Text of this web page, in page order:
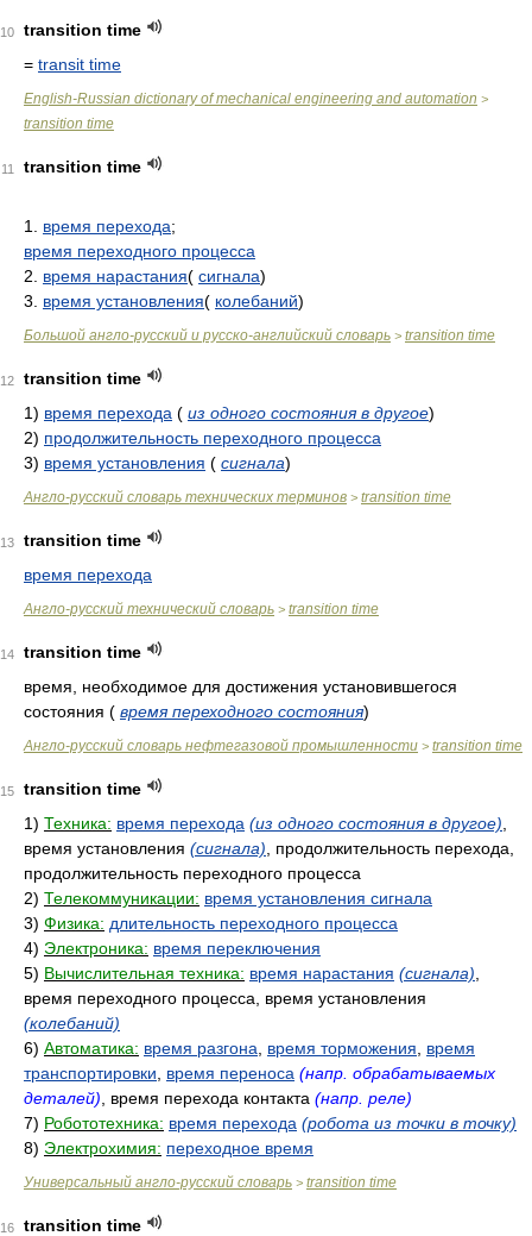
10
transition time
= transit time
English-Russian dictionary of mechanical engineering and automation >
transition time
11 transition time
1. время перехода;
время переходного процесса
2. время нарастания( сигнала)
3. время установления( колебаний)
Большой англо-русский и русско-английский словарь > transition time
12
transition time
1) время перехода ( из одного состояния в другое)
2) продолжительность переходного процесса
3) время установления ( сигнала)
Англо-русский словарь технических терминов > transition time
13
transition time
время перехода
Англо-русский технический словарь > transition time
14
transition time
время, необходимое для достижения установившегося
состояния ( время переходного состояния)
Англо-русский словарь нефтегазовой промышленности > transition time
15
transition time
1) Техника: время перехода (из одного состояния в другое)
время установления (сигнала) , продолжительность перехода,
продолжительность переходного процесса
2) Телекоммуникации: время установления сигнала
3) Физика: длительность переходного процесса
4) Электроника: время переключения
5) Вычислительная техника: время нарастания (сигнала)
время переходного процесса, время установления
(колебаний)
6) Автоматика: время разгона время торможения
время
транспортировки
время переноса (напр. обрабатываемых
деталей) , время перехода контакта (напр. реле)
7) Робототехника: время перехода (робота из точки в точку)
8) Электрохимия: переходное время
Универсальный англо-русский словарь > transition time
16
transition time